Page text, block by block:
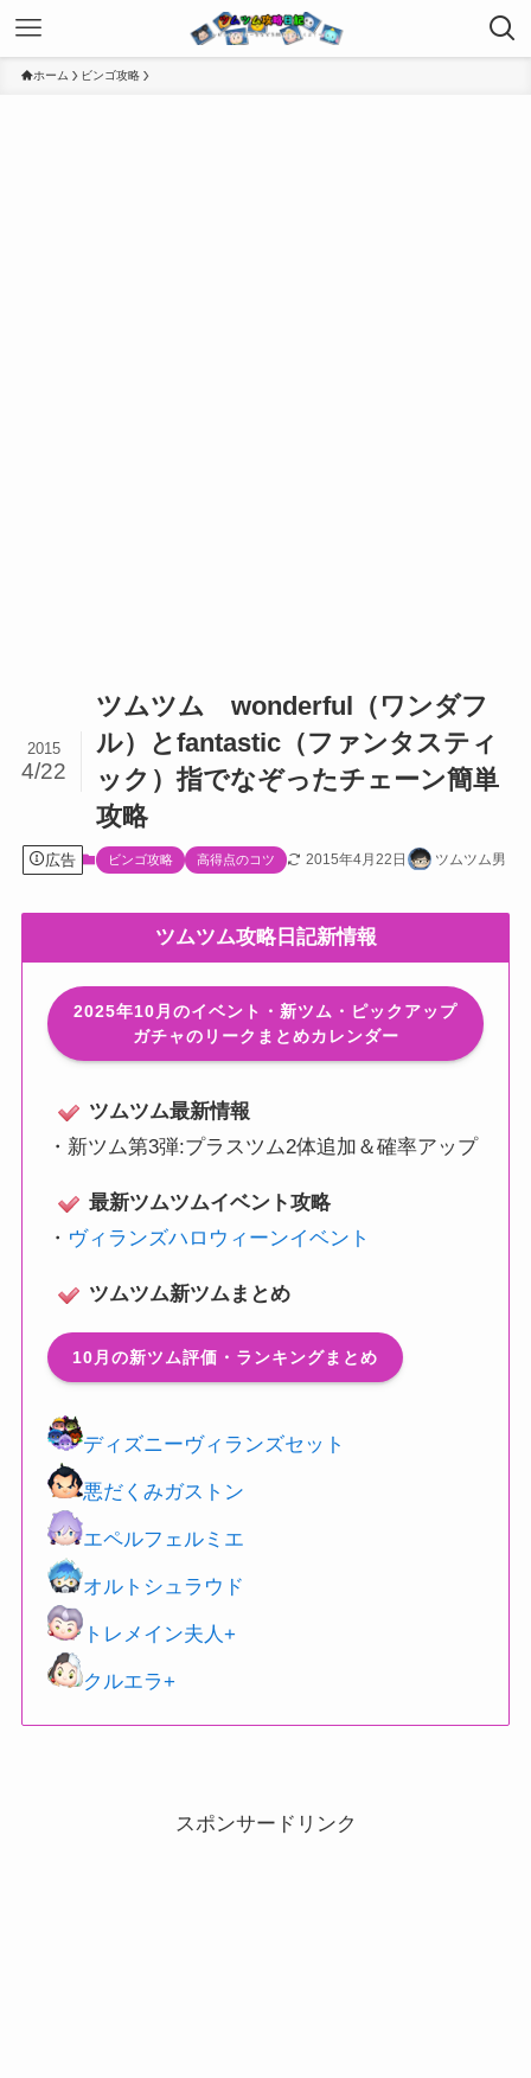
ホーム ビンゴ攻略
ツムツム wonderful（ワンダフ
ル）とfantastic（ファンタスティ
ック）指でなぞったチェーン簡単
攻略
2015
4/22
広告 ビンゴ攻略 高得点のコツ 2015年4月22日 ツムツム男
ツムツム攻略日記新情報
2025年10月のイベント・新ツム・ピックアップ
ガチャのリークまとめカレンダー
ツムツム最新情報
・ 新ツム第3弾:プラスツム2体追加＆確率アップ
最新ツムツムイベント攻略
・ ヴィランズハロウィーンイベント
ツムツム新ツムまとめ
10月の新ツム評価・ランキングまとめ
ディズニーヴィランズセット
悪だくみガストン
エペルフェルミエ
オルトシュラウド
トレメイン夫人+
クルエラ+
スポンサードリンク